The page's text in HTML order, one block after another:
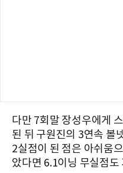
다만 7회말 장성우에게
된 뒤 구원진의 3연속 볼
2실점이 된 점은 아쉬움
았다면 6.1이닝 무실점도